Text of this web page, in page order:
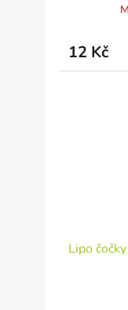
12 Kč
Lipo